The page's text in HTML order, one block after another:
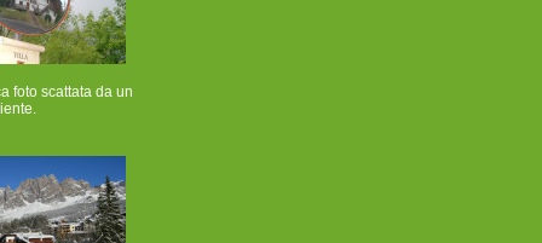
foto scattata da un